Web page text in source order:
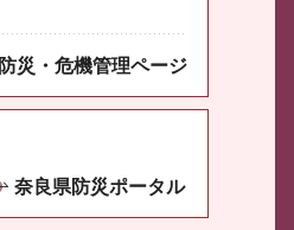
防災・危機管理ページ
奈良県防災ポータル